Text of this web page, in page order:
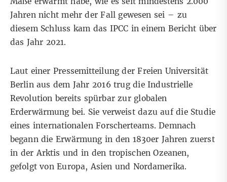
Jahren nicht mehr der Fall gewesen sei – zu
diesem Schluss kam das IPCC in einem Bericht über
das Jahr 2021.
Laut einerPressemitteilung der Freien Universität
Berlinaus dem Jahr 2016 trug die Industrielle
Revolution bereits spürbar zur globalen
Erderwärmung bei. Sie verweist dazu auf die Studie
eines internationalen Forscherteams. Demnach
begann die Erwärmung in den 1830er Jahren zuerst
in der Arktis und in den tropischen Ozeanen,
gefolgt von Europa, Asien und Nordamerika.